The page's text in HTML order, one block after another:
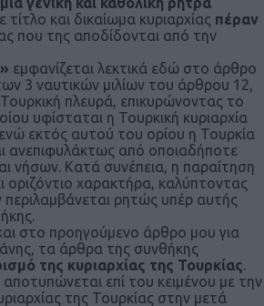
τίτλο και δικαίωμα κυριαρχίας πέραν
που της αποδίδονται από την
εμφανίζεται λεκτικά εδώ στο άρθρο
3 ναυτικών μιλίων του άρθρου 12,
Τουρκική πλευρά, επικυρώνοντας το
υφίσταται η Τουρκική κυριαρχία
ενώ εκτός αυτού του ορίου η Τουρκία
ανεπιφυλάκτως από οποιαδήποτε
νήσων. Κατά συνέπεια, η παραίτηση
οριζόντιο χαρακτήρα, καλύπτοντας
ρητώς υπέρ αυτής
στο προηγούμενο άρθρο μου για
τα άρθρα της συνθήκης
της κυριαρχίας της Τουρκίας.
επί του κειμένου με την
της Τουρκίας στην μετά